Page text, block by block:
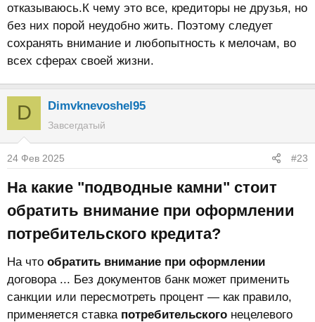
отказываюсь.К чему это все, кредиторы не друзья, но
без них порой неудобно жить. Поэтому следует
сохранять внимание и любопытность к мелочам, во
всех сферах своей жизни.
D Dimvknevoshel95
Завсегдатый
24 Фев 2025 #23
На какие "подводные камни" стоит
обратить внимание при оформлении
потребительского кредита?​
На что обратить внимание при оформлении
договора ... Без документов банк может применить
санкции или пересмотреть процент — как правило,
применяется ставка потребительского нецелевого